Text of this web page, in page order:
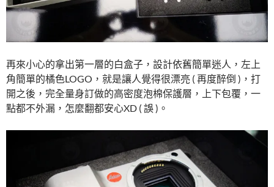
再來小心的拿出第一層的白盒子，設計依舊簡單迷人，左上
角簡單的橘色LOGO，就是讓人覺得很漂亮 ( 再度醉倒 )，打
開之後，完全量身訂做的高密度泡棉保護層，上下包覆，一
點都不外漏，怎麼翻都安心XD ( 誤 )。